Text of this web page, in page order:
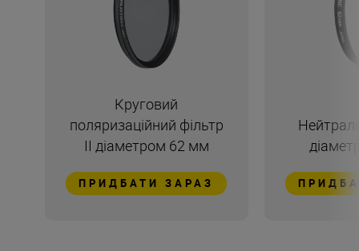
Круговий
поляризаційний фільтр
II діаметром 62 мм
ПРИДБАТИ ЗАРАЗ